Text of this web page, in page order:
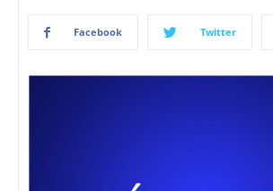
Facebook Twitter